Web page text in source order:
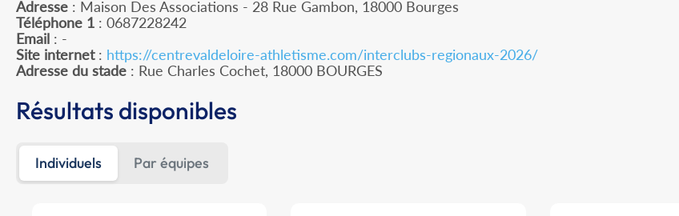
Adresse : Maison Des Associations - 28 Rue Gambon, 18000 Bourges
Téléphone 1 : 0687228242
Email : -
Site internet: https://centrevaldeloire-athletisme.com/interclubs-regionaux-2026/
Adresse du stade : Rue Charles Cochet, 18000 BOURGES
Résultats disponibles
Individuels Par équipes